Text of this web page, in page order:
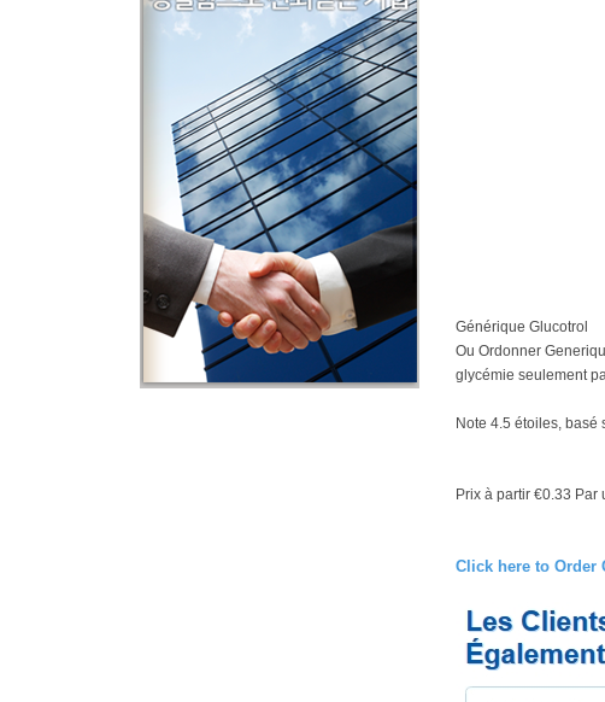
Générique Glucotrol
Ou Ordonner
glycémie seulement
Note 4.5 étoiles, basé
Prix à partir €0.33 Par
Click here to Order